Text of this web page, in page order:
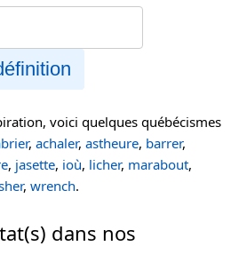
voici quelques québécismes
, achaler, astheure, barrer,
, jasette, ioù, licher, marabout,
, wrench.
dans nos